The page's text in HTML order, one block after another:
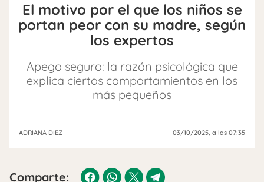
El motivo por el que los niños se
portan peor con su madre, según
los expertos
Apego seguro: la razón psicológica que
explica ciertos comportamientos en los
más pequeños
ADRIANA DIEZ 03/10/2025, a las 07:35
Comparte: